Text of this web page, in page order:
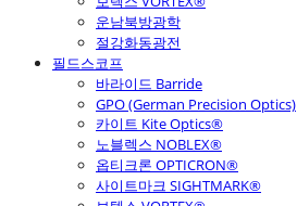
운남북방광학
절강화동광전
필드스코프
바라이드 Barride
GPO (German Precision Optics)
카이트 Kite Optics®
노블렉스 NOBLEX®
옵티크론 OPTICRON®
사이트마크 SIGHTMARK®